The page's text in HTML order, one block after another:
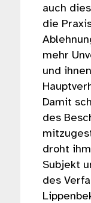
auch
die
mehr
und
Damit
des
droht
Subjekt
des